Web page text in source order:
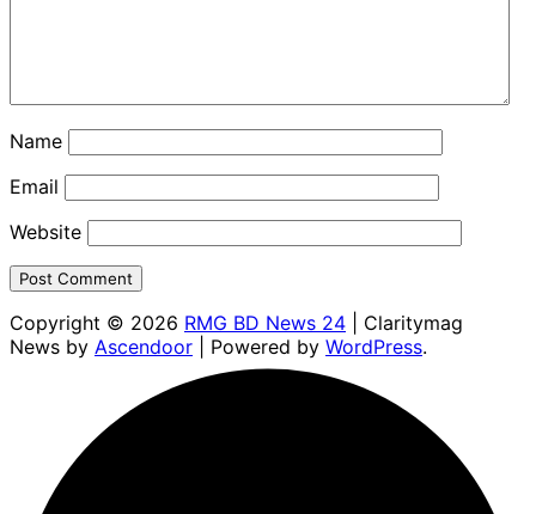
Name
Email
Website
Copyright © 2026 RMG BD News 24 | Claritymag
News by Ascendoor | Powered by WordPress.